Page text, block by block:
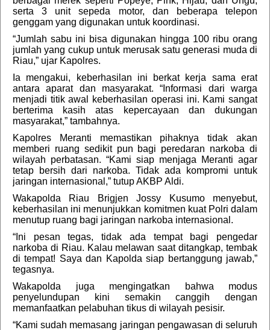
serta 3 unit sepeda motor, dan beberapa telepon
genggam yang digunakan untuk koordinasi.
“Jumlah sabu ini bisa digunakan hingga 100 ribu orang
jumlah yang cukup untuk merusak satu generasi muda di
Riau,” ujar Kapolres.
Ia mengakui, keberhasilan ini berkat kerja sama erat
antara aparat dan masyarakat. “Informasi dari warga
menjadi titik awal keberhasilan operasi ini. Kami sangat
berterima kasih atas kepercayaan dan dukungan
masyarakat,” tambahnya.
Kapolres Meranti memastikan pihaknya tidak akan
memberi ruang sedikit pun bagi peredaran narkoba di
wilayah perbatasan. “Kami siap menjaga Meranti agar
tetap bersih dari narkoba. Tidak ada kompromi untuk
jaringan internasional,” tutup AKBP Aldi.
Wakapolda Riau Brigjen Jossy Kusumo menyebut,
keberhasilan ini menunjukkan komitmen kuat Polri dalam
menutup ruang bagi jaringan narkoba internasional.
“Ini pesan tegas, tidak ada tempat bagi pengedar
narkoba di Riau. Kalau melawan saat ditangkap, tembak
di tempat! Saya dan Kapolda siap bertanggung jawab,”
tegasnya.
Wakapolda juga mengingatkan bahwa modus
penyelundupan kini semakin canggih dengan
memanfaatkan pelabuhan tikus di wilayah pesisir.
“Kami sudah memasang jaringan pengawasan di seluruh